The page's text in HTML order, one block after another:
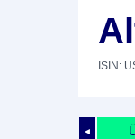
ISIN:
◄